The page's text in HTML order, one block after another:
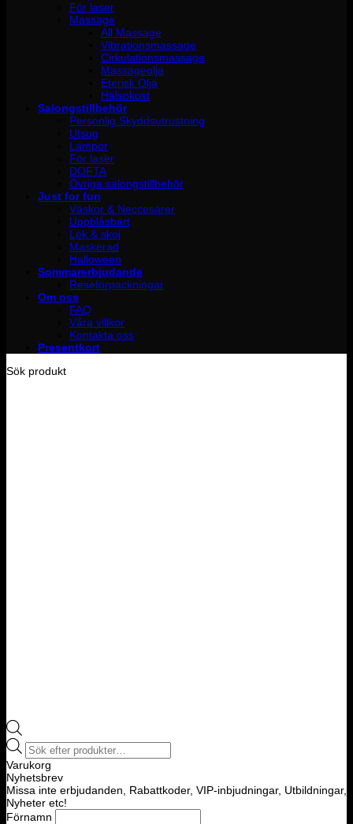
För laser
Massage
All Massage
Vibrationsmassage
Cirkulationsmassage
Massageolja
Eterisk Olja
Hälsokost
Salongstillbehör
Personlig Skyddsutrustning
Utsug
Lampor
För laser
DOFTA
Övriga salongstillbehör
Just for fun
Väskor & Neccesärer
Uppblåsbart
Lek & skoj
Maskerad
Halloween
Sommarerbjudande
Reseförpackningar
Om oss
FAQ
Våra villkor
Kontakta oss
Presentkort
Sök produkt
Products
search
Varukorg
Nyhetsbrev
Missa inte erbjudanden, Rabattkoder, VIP-inbjudningar, Utbildningar,
Nyheter etc!
Förnamn